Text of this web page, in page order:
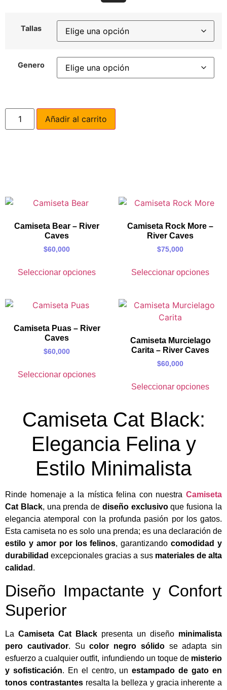
Tallas
Genero
Añadir al carrito
Camiseta Bear – River
Caves
$60,000
Seleccionar opciones
Camiseta Rock More –
River Caves
$75,000
Seleccionar opciones
Camiseta Puas – River
Caves
$60,000
Seleccionar opciones
Camiseta Murcielago
Carita – River Caves
$60,000
Seleccionar opciones
Camiseta Cat Black:
Elegancia Felina y
Estilo Minimalista
Rinde homenaje a la mística felina con nuestra Camiseta
Cat Black, una prenda de diseño exclusivoque fusiona la
elegancia atemporal con la profunda pasión por los gatos.
Esta camiseta no es solo una prenda; es una declaración de
estilo y amor por los felinos, garantizandocomodidad y
durabilidad excepcionales gracias a sus materiales de alta
calidad .
Diseño Impactante y Confort
Superior
La Camiseta Cat Black presenta un diseño minimalista
pero cautivador. Sucolor negro sólidose adapta sin
esfuerzo a cualquier outfit, infundiendo un toque de misterio
y sofisticación. En el centro, unestampado de gato en
tonos contrastantesresalta la belleza y gracia inherente a